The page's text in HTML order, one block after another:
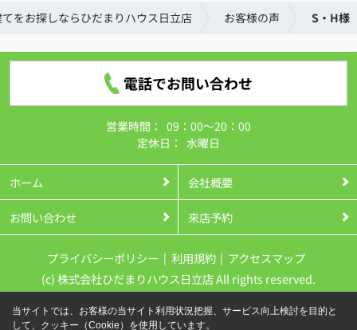
をお探しならひだまりハウス日立店 お客様の声 S・H様
電話でお問い合わせ
営業時間： 09：00～20：00
定休日： 水曜日
ホーム 会社概要
お問い合わせ 来店予約
プライバシーポリシー 利用規約
アクセスマップ
(c) 株式会社ひだまりハウス日立店 All rights reserved.
当サイトでは、お客様の当サイト利用状況把握、サービス向上検討を目的と
して、クッキー（Cookie）を使用しています。